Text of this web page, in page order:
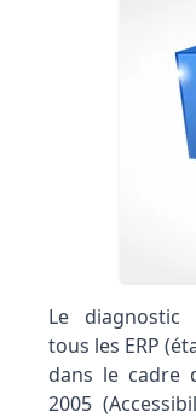
Le diagnostic
tous les ERP
dans le cadre
2005